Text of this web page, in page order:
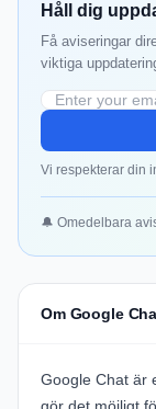
Håll dig
Få aviseringar
viktiga
Vi respekterar din
🔔 Omedelbara
Om Google
Google Chat är